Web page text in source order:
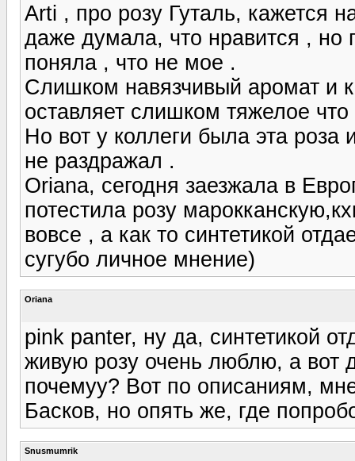
Arti , про розу Гуталь, кажется
даже думала, что нравится , но
поняла , что не мое .
Слишком навязчивый аромат и
оставляет слишком тяжелое
Но вот у коллеги была эта
не раздражал .
Oriana, сегодня заезжала в
потестила розу
вовсе , а как то синтетикой
сугубо личное мнение)
Oriana
pink panter, ну да, синтетикой
живую розу очень люблю, а
почемуу? Вот по описаниям,
Басков, но опять же, где
Snusmumrik